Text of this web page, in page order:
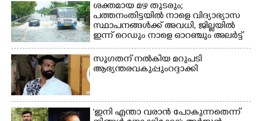
ശക്തമായ മഴ തുടരും;
പത്തനംതിട്ടയിൽ നാളെ വിദ്യാഭ്യാസ
സ്ഥാപനങ്ങൾക്ക് അവധി,​ ജില്ലയിൽ
ഇന്ന് റെ‌ഡും നാളെ ഓറഞ്ചും അലർട്ട്
സുഗതന് നൽകിയ മറുപടി
ആഭ്യന്തരവകുപ്പും റദ്ദാക്കി
'ഇനി എന്താ വരാൻ പോകുന്നതെന്ന്